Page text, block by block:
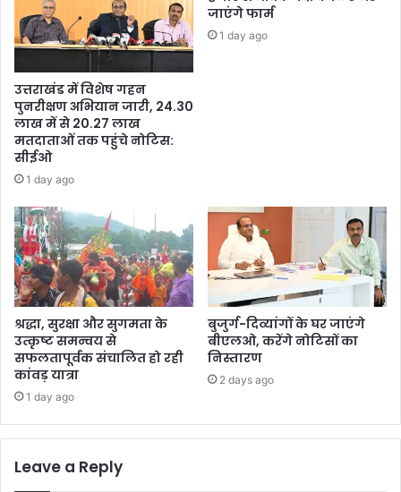
उत्तराखंड में विशेष गहन
पुनरीक्षण अभियान जारी, 24.30
लाख में से 20.27 लाख
मतदाताओं तक पहुंचे नोटिस:
सीईओ
1 day ago
जाएंगे फार्म
1 day ago
श्रद्धा, सुरक्षा और सुगमता के
उत्कृष्ट समन्वय से
सफलतापूर्वक संचालित हो रही
कांवड़ यात्रा
1 day ago
बुजुर्ग-दिव्यांगों के घर जाएंगे
बीएलओ, करेंगे नोटिसों का
निस्तारण
2 days ago
Leave a Reply